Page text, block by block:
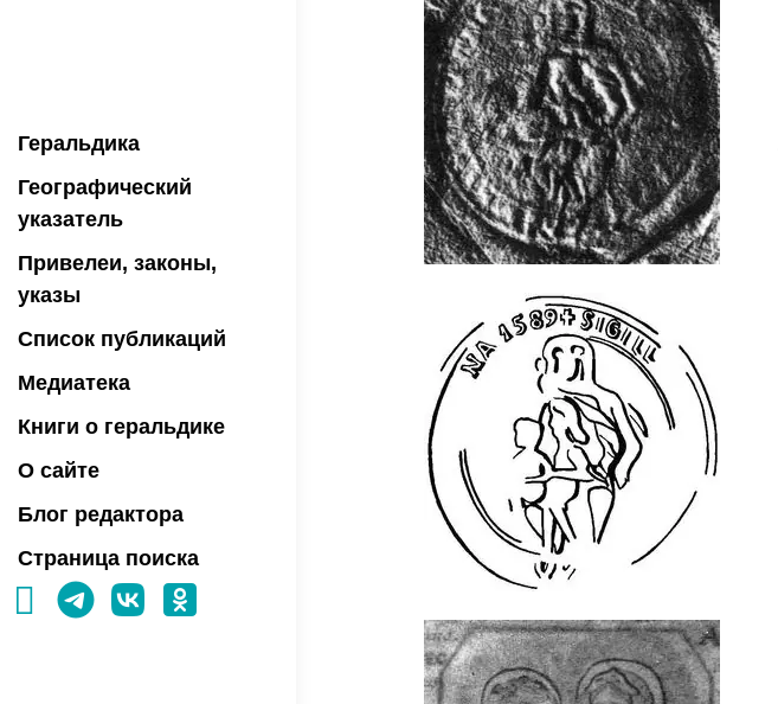
Геральдика
Географический
указатель
Привелеи, законы,
указы
Список публикаций
Медиатека
Книги о геральдике
О сайте
Блог редактора
Страница поиска